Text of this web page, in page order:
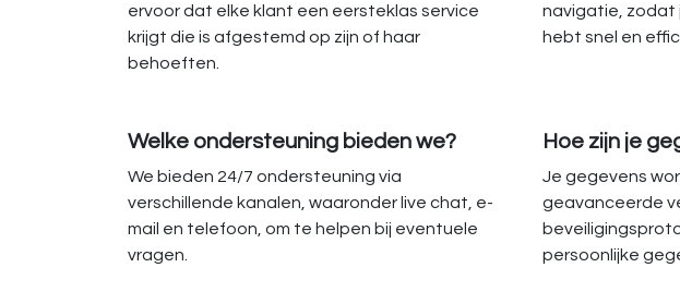
ervoor dat elke klant een eersteklas service
krijgt die is afgestemd op zijn of haar
behoeften.
navigatie, zodat
hebt snel en
Welke ondersteuning bieden we?
We bieden 24/7 ondersteuning via
verschillende kanalen, waaronder live chat, e-
mail en telefoon, om te helpen bij eventuele
vragen.
Hoe zijn je
Je gegevens
geavanceerde
persoonlijke